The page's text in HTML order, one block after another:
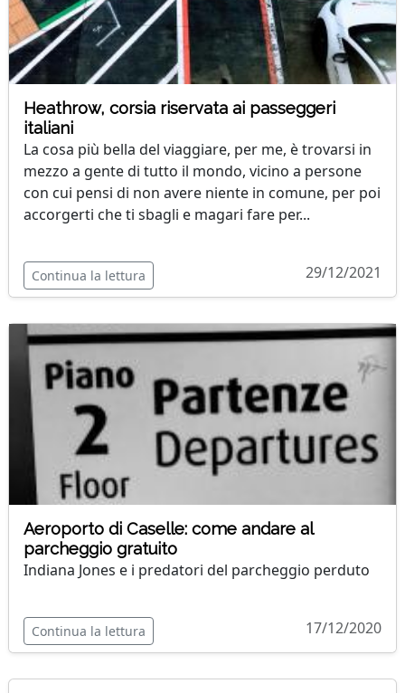
Heathrow, corsia riservata ai passeggeri
italiani
La cosa più bella del viaggiare, per me, è trovarsi in
mezzo a gente di tutto il mondo, vicino a persone
con cui pensi di non avere niente in comune, per poi
accorgerti che ti sbagli e magari fare per...
Continua la lettura 29/12/2021
Aeroporto di Caselle: come andare al
parcheggio gratuito
Indiana Jones e i predatori del parcheggio perduto
Continua la lettura 17/12/2020